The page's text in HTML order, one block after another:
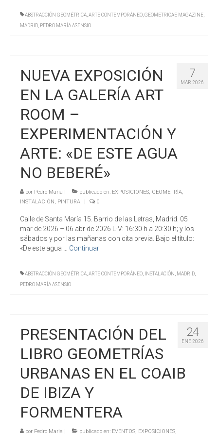
ABSTRACCIÓN GEOMÉTRICA ARTE CONTEMPORÁNEO GEOMETRICAE MAGAZINE
MADRID PEDRO MARÍA ASENSIO
7
MAR 2026
NUEVA EXPOSICIÓN
EN LA GALERÍA ART
ROOM –
EXPERIMENTACIÓN Y
ARTE: «DE ESTE AGUA
NO BEBERÉ»
por Pedro Maria | publicado en: EXPOSICIONES, GEOMETRÍA,
INSTALACIÓN, PINTURA | 0
Calle de Santa María 15. Barrio de las Letras, Madrid. 05
mar de 2026 – 06 abr de 2026 L-V: 16:30 h a 20:30 h; y los
sábados y por las mañanas con cita previa. Bajo el título:
«De este agua … Continuar
ABSTRACCIÓN GEOMÉTRICA ARTE CONTEMPORÁNEO INSTALACIÓN MADRID
PEDRO MARÍA ASENSIO
24
ENE 2026
PRESENTACIÓN DEL
LIBRO GEOMETRÍAS
URBANAS EN EL COAIB
DE IBIZA Y
FORMENTERA
por Pedro Maria | publicado en: EVENTOS, EXPOSICIONES,